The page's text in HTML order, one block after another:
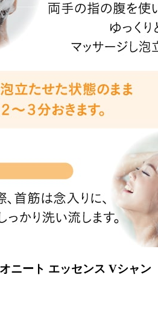
ニート エッセンス Vシャン